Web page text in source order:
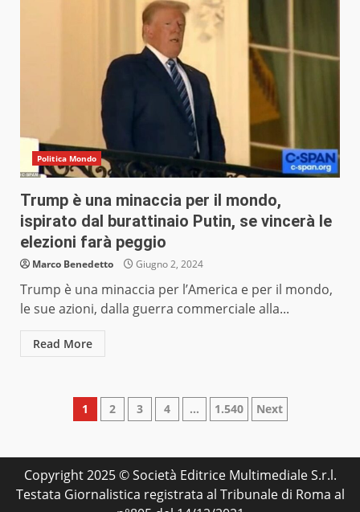
Politica Mondo
Trump è una minaccia per il mondo,
ispirato dal burattinaio Putin, se vincerà le
elezioni farà peggio
Marco Benedetto Giugno 2, 2024
Trump è una minaccia per l’America e per il mondo,
le sue azioni, dalla guerra commerciale alla...
Read More
Paginazione
articoli
1 2 3 4 … 1.540 Next
Copyright 2025 © Società Editrice Multimediale S.r.l.
Testata Giornalistica registrata al Tribunale di Roma al